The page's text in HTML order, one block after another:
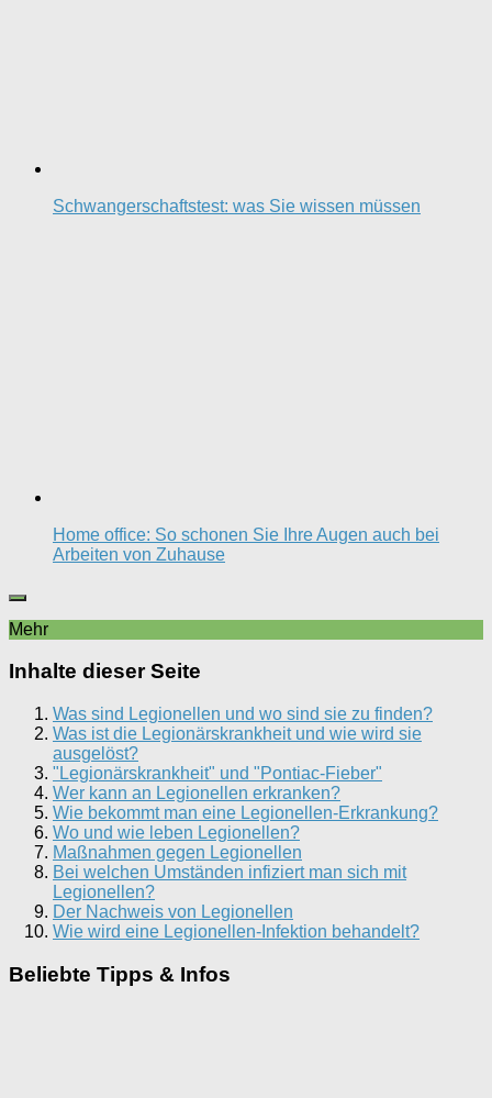
Schwangerschaftstest: was Sie wissen müssen
Home office: So schonen Sie Ihre Augen auch bei
Arbeiten von Zuhause
Mehr
Inhalte dieser Seite
Was sind Legionellen und wo sind sie zu finden?
Was ist die Legionärskrankheit und wie wird sie
ausgelöst?
"Legionärskrankheit" und "Pontiac-Fieber"
Wer kann an Legionellen erkranken?
Wie bekommt man eine Legionellen-Erkrankung?
Wo und wie leben Legionellen?
Maßnahmen gegen Legionellen
Bei welchen Umständen infiziert man sich mit
Legionellen?
Der Nachweis von Legionellen
Wie wird eine Legionellen-Infektion behandelt?
Beliebte Tipps & Infos